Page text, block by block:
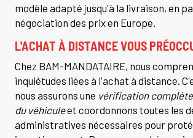
modèle adapté jusqu'à la livraison, en
négociation des prix en Europe.
L'ACHAT À DISTANCE VOUS
Chez BAM-MANDATAIRE, nous
inquiétudes liées à l'achat à distance.
nous assurons une vérification
du véhiculeet coordonnons toutes les
administratives nécessaires pour